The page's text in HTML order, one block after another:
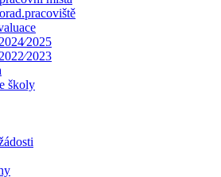
2024⁄2025
2022⁄2023
školy